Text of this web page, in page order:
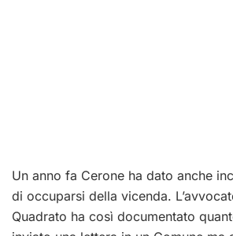
Un anno fa Cerone ha dato anche
di occuparsi della vicenda.
Quadrato ha così documentato